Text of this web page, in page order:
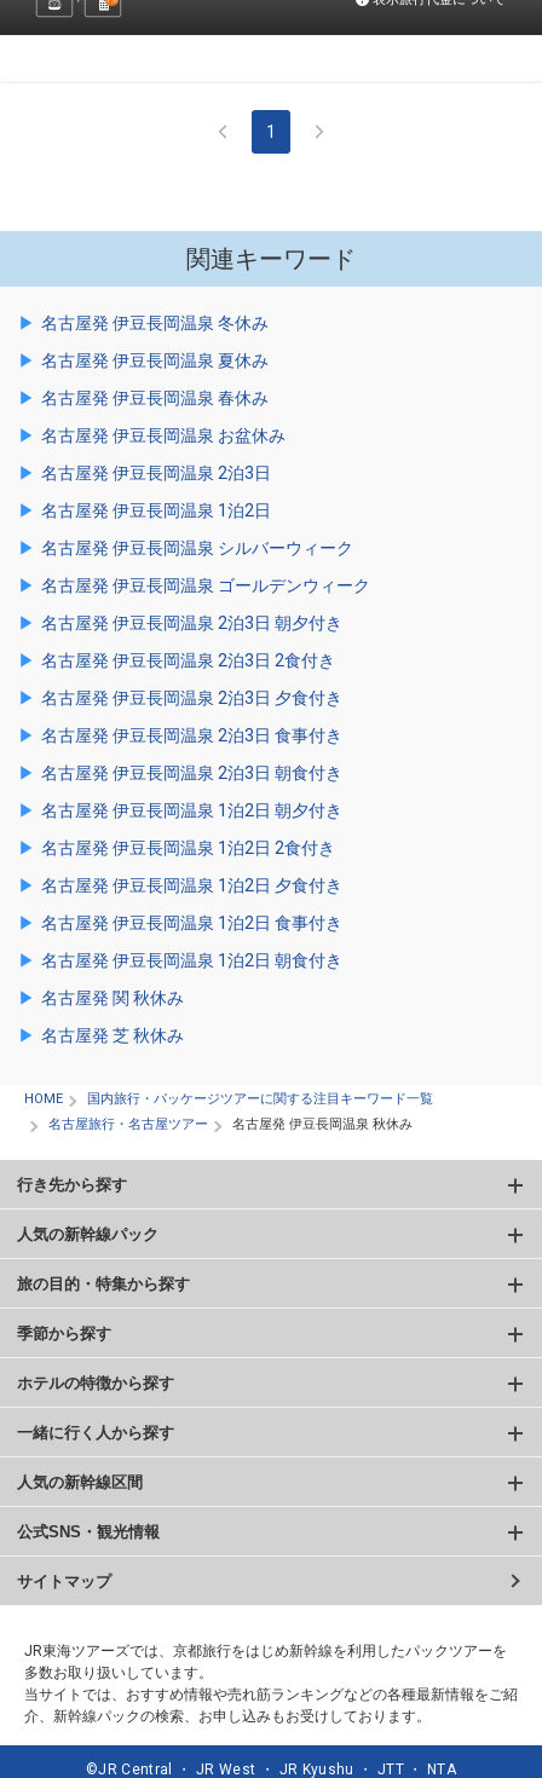
1
関連キーワード
名古屋発 伊豆長岡温泉 冬休み
名古屋発 伊豆長岡温泉 夏休み
名古屋発 伊豆長岡温泉 春休み
名古屋発 伊豆長岡温泉 お盆休み
名古屋発 伊豆長岡温泉 2泊3日
名古屋発 伊豆長岡温泉 1泊2日
名古屋発 伊豆長岡温泉 シルバーウィーク
名古屋発 伊豆長岡温泉 ゴールデンウィーク
名古屋発 伊豆長岡温泉 2泊3日 朝夕付き
名古屋発 伊豆長岡温泉 2泊3日 2食付き
名古屋発 伊豆長岡温泉 2泊3日 夕食付き
名古屋発 伊豆長岡温泉 2泊3日 食事付き
名古屋発 伊豆長岡温泉 2泊3日 朝食付き
名古屋発 伊豆長岡温泉 1泊2日 朝夕付き
名古屋発 伊豆長岡温泉 1泊2日 2食付き
名古屋発 伊豆長岡温泉 1泊2日 夕食付き
名古屋発 伊豆長岡温泉 1泊2日 食事付き
名古屋発 伊豆長岡温泉 1泊2日 朝食付き
名古屋発 関 秋休み
名古屋発 芝 秋休み
HOME
国内旅行・パッケージツアーに関する注目キーワード一覧
名古屋旅行・名古屋ツアー
名古屋発 伊豆長岡温泉 秋休み
行き先から探す
人気の新幹線パック
旅の目的・特集から探す
季節から探す
ホテルの特徴から探す
一緒に行く人から探す
人気の新幹線区間
公式SNS・観光情報
サイトマップ
JR東海ツアーズでは、京都旅行をはじめ新幹線を利用したパックツアーを
多数お取り扱いしています。
当サイトでは、おすすめ情報や売れ筋ランキングなどの各種最新情報をご紹
介、新幹線パックの検索、お申し込みもお受けしております。
©JR Central ・ JR West ・ JR Kyushu ・ JTT ・ NTA